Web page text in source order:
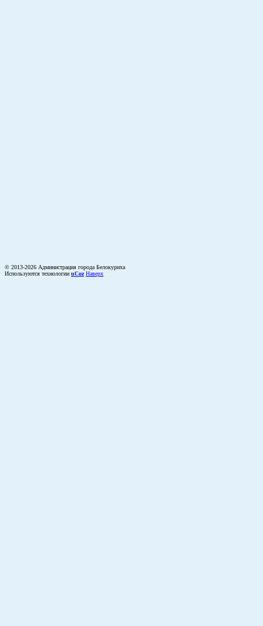
© 2013-2026 Администрация города Белокуриха
Используются технологии uCoz Наверх